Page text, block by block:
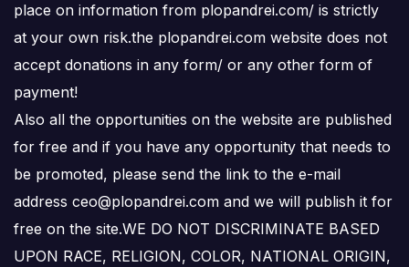
place on information from plopandrei.com/ is strictly
at your own risk.the plopandrei.com website does not
accept donations in any form/ or any other form of
payment!
Also all the opportunities on the website are published
for free and if you have any opportunity that needs to
be promoted, please send the link to the e-mail
address ceo@plopandrei.com and we will publish it for
free on the site.WE DO NOT DISCRIMINATE BASED
UPON RACE, RELIGION, COLOR, NATIONAL ORIGIN,